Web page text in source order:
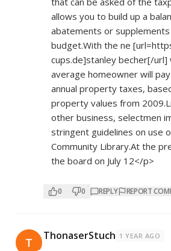
allows you to build up a
abatements or
budget.With the ne [url=
cups.de]stanley becher[/url]
average homeowner will
annual property taxes,
property values from
other business, selectmen
stringent guidelines on use
Community Library.At the
the board on July 12</p>
0 0 REPLY REPORT
T ThonaserStuch 1 YEAR AGO